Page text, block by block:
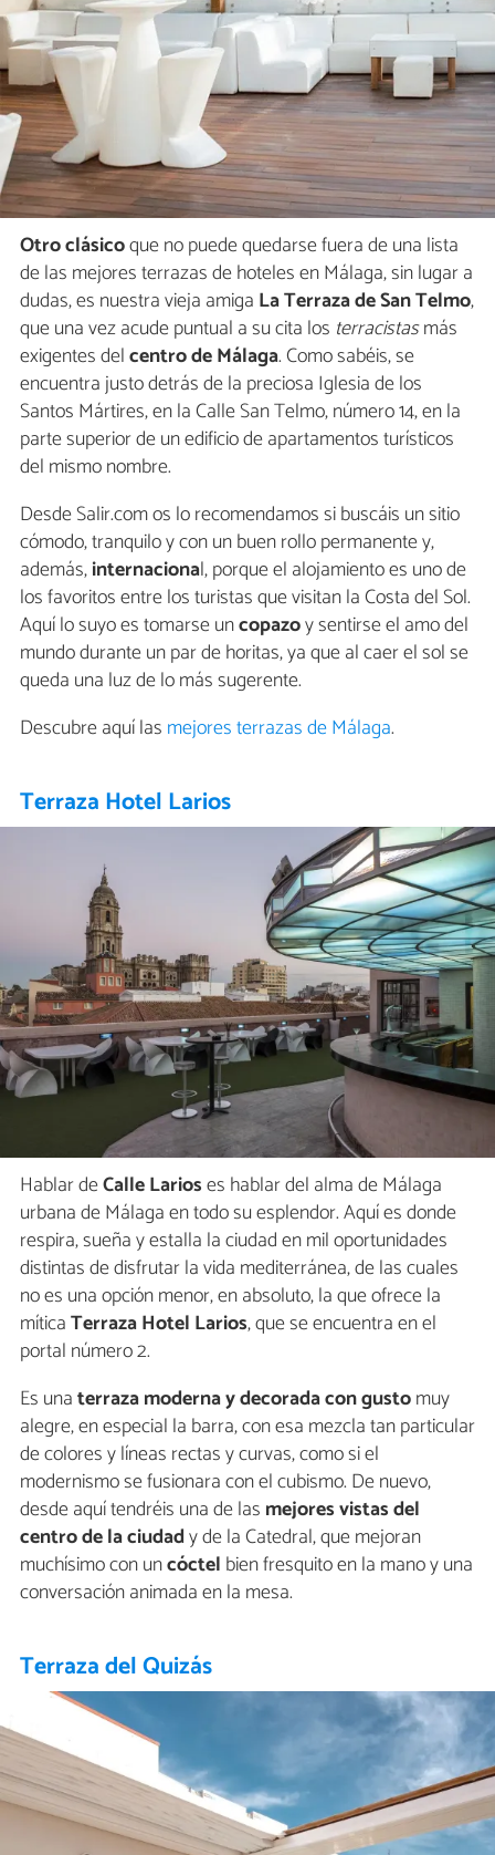
Otro clásicoque no puede quedarse fuera de una lista
de las mejores terrazas de hoteles en Málaga, sin lugar a
dudas, es nuestra vieja amiga La Terraza de San Telmo,
que una vez acude puntual a su cita los terracistasmás
exigentes delcentro de Málaga. Como sabéis, se
encuentra justo detrás de la preciosa Iglesia de los
Santos Mártires, en la Calle San Telmo, número 14, en la
parte superior de un edificio de apartamentos turísticos
del mismo nombre.
Desde Salir.com os lo recomendamos si buscáis un sitio
cómodo, tranquilo y con un buen rollo permanente y,
además,internacional, porque el alojamiento es uno de
los favoritos entre los turistas que visitan la Costa del Sol.
Aquí lo suyo es tomarse uncopazoy sentirse el amo del
mundo durante un par de horitas, ya que al caer el sol se
queda una luz de lo más sugerente.
Descubre aquí las mejores terrazas de Málaga.
Terraza Hotel Larios
Hablar deCalle Larioses hablar del alma de Málaga
urbana de Málaga en todo su esplendor. Aquí es donde
respira, sueña y estalla la ciudad en mil oportunidades
distintas de disfrutar la vida mediterránea, de las cuales
no es una opción menor, en absoluto, la que ofrece la
míticaTerraza Hotel Larios, que se encuentra en el
portal número 2.
Es unaterraza moderna y decorada con gustomuy
alegre, en especial la barra, con esa mezcla tan particular
de colores y líneas rectas y curvas, como si el
modernismo se fusionara con el cubismo. De nuevo,
desde aquí tendréis una de las mejores vistas del
centro de la ciudady de la Catedral, que mejoran
muchísimo con uncóctel bien fresquito en la mano y una
conversación animada en la mesa.
Terraza del Quizás